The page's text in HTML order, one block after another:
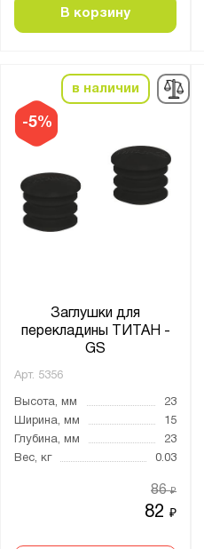
В корзину
-5%
в наличии
Заглушки для
перекладины ТИТАН -
GS
Арт. 5356
Высота, мм
23
Ширина, мм
15
Глубина, мм
23
Вес, кг
0.03
82₽
86₽
Показать